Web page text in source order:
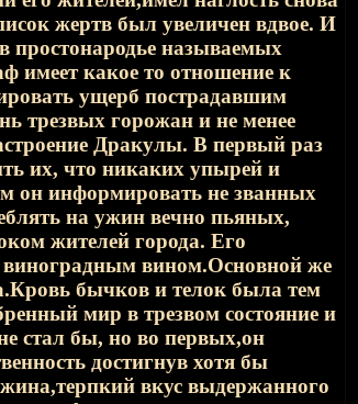
жертв был увеличен вдвое. И
называемых
имеет какое то отношение к
ущерб пострадавшим
трезвых горожан и не менее
Дракулы. В первый раз
их, что никаких упырей и
он информировать не званных
на ужин вечно пьяных,
жителей города. Его
виноградным вином.Основной же
бычков и телок была тем
мир в трезвом состояние и
стал бы, но во первых,он
достигнув хотя бы
вкус выдержанного